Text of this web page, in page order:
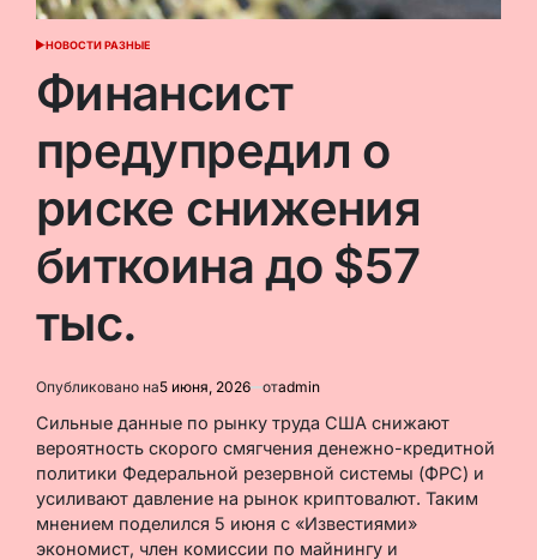
ОПУБЛИКОВАНО
НОВОСТИ РАЗНЫЕ
Финансист
предупредил о
риске снижения
биткоина до $57
тыс.
Опубликовано на5 июня, 2026 отadmin
Сильные данные по рынку труда США снижают
вероятность скорого смягчения денежно-кредитной
политики Федеральной резервной системы (ФРС) и
усиливают давление на рынок криптовалют. Таким
мнением поделился 5 июня с «Известиями»
экономист, член комиссии по майнингу и